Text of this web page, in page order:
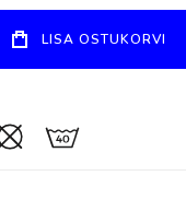
LISA OSTUKORVI